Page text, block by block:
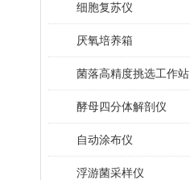
细胞复苏仪
厌氧培养箱
菌落高精度挑选工作站
酵母四分体解剖仪
自动涂布仪
浮游菌采样仪